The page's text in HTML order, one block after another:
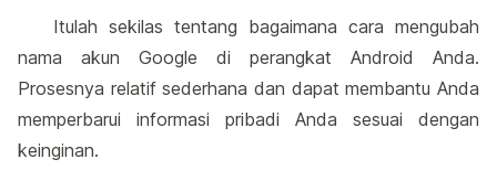
Itulah sekilas tentang bagaimana cara mengubah
nama akun Google di perangkat Android Anda.
Prosesnya relatif sederhana dan dapat membantu Anda
memperbarui informasi pribadi Anda sesuai dengan
keinginan.